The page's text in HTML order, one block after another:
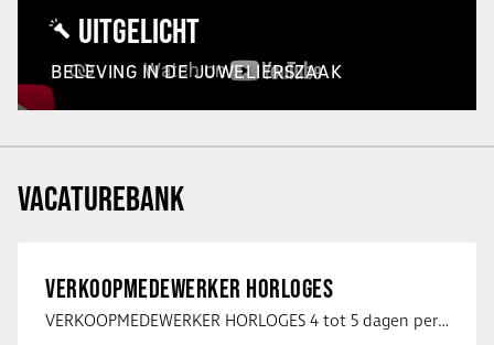
UITGELICHT
BELEVING IN DE JUWELIERSZAAK
VACATUREBANK
VERKOOPMEDEWERKER HORLOGES
VERKOOPMEDEWERKER HORLOGES 4 tot 5 dagen per week Heb jij een passie voor …